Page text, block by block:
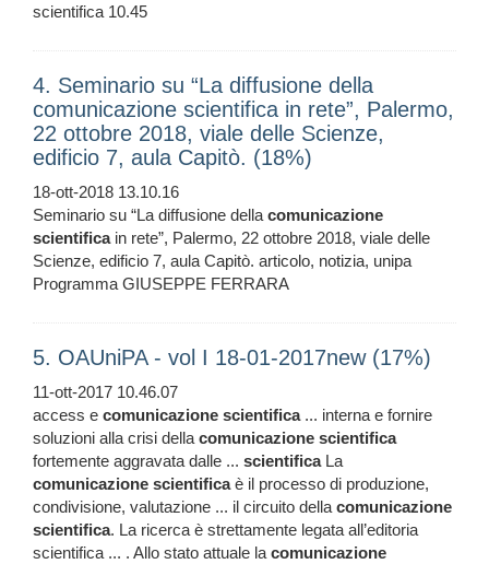
scientifica 10.45
4. Seminario su “La diffusione della
comunicazione scientifica in rete”, Palermo,
22 ottobre 2018, viale delle Scienze,
edificio 7, aula Capitò. (18%)
18-ott-2018 13.10.16
Seminario su “La diffusione dellacomunicazione
scientificain rete”, Palermo, 22 ottobre 2018, viale delle
Scienze, edificio 7, aula Capitò. articolo, notizia, unipa
Programma GIUSEPPE FERRARA
5. OAUniPA - vol I 18-01-2017new (17%)
11-ott-2017 10.46.07
access e comunicazione scientifica... interna e fornire
soluzioni alla crisi dellacomunicazione scientifica
fortemente aggravata dalle ... scientificaLa
comunicazione scientificaè il processo di produzione,
condivisione, valutazione ... il circuito dellacomunicazione
scientifica. La ricerca è strettamente legata all’editoria
scientifica ... . Allo stato attuale lacomunicazione